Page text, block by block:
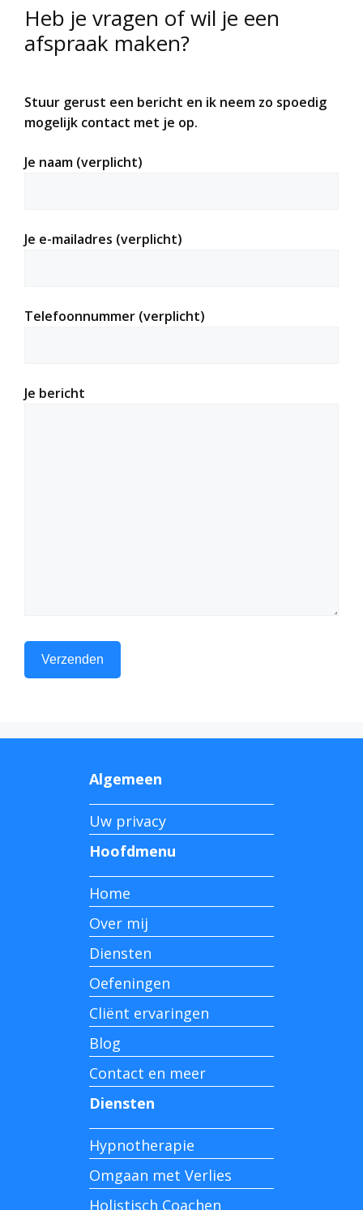
Heb je vragen of wil je een
afspraak maken?
Stuur gerust een bericht en ik neem zo spoedig
mogelijk contact met je op.
Je naam (verplicht)
Je e-mailadres (verplicht)
Telefoonnummer (verplicht)
Je bericht
Algemeen
Uw privacy
Hoofdmenu
Home
Over mij
Diensten
Oefeningen
Cliënt ervaringen
Blog
Contact en meer
Diensten
Hypnotherapie
Omgaan met Verlies
Holistisch Coachen